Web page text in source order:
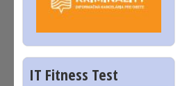
IT Fitness Test